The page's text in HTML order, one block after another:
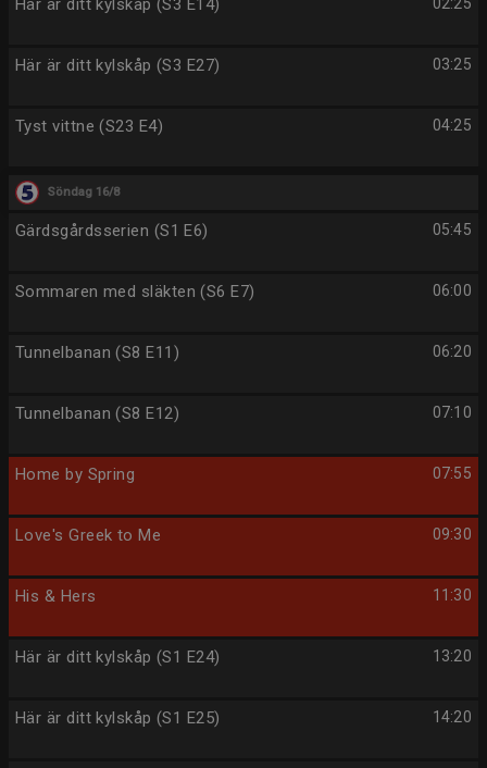
Här är ditt kylskåp (S3 E14)
03:25
Här är ditt kylskåp (S3 E27)
04:25
Tyst vittne (S23 E4)
Söndag 16/8
05:45
Gärdsgårdsserien (S1 E6)
06:00
Sommaren med släkten (S6 E7)
06:20
Tunnelbanan (S8 E11)
07:10
Tunnelbanan (S8 E12)
07:55
Home by Spring
09:30
Love's Greek to Me
11:30
His & Hers
13:20
Här är ditt kylskåp (S1 E24)
14:20
Här är ditt kylskåp (S1 E25)